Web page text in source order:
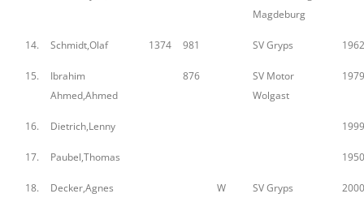
Magdeburg
14. Schmidt,Olaf 1374 981 SV Gryps 1962
15.
Ibrahim
Ahmed,Ahmed
876
SV Motor
Wolgast
1979
16. Dietrich,Lenny 1999
17. Paubel,Thomas 1950
18.
Decker,Agnes
W SV Gryps 2000